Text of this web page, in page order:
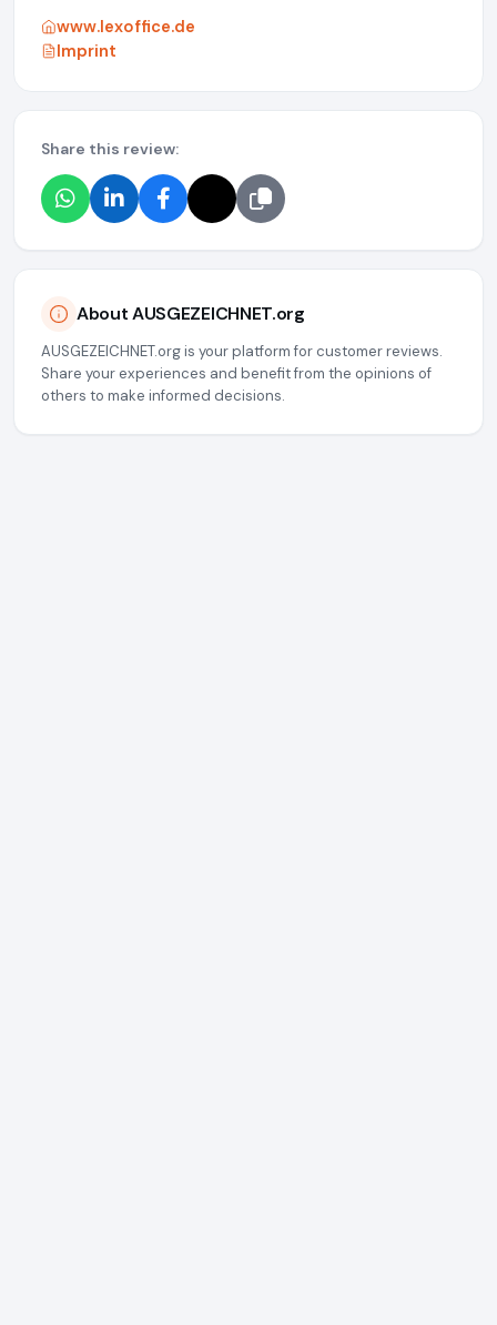
www.lexoffice.de
Imprint
Share this review:
About AUSGEZEICHNET.org
AUSGEZEICHNET.org is your platform for customer reviews.
Share your experiences and benefit from the opinions of
others to make informed decisions.